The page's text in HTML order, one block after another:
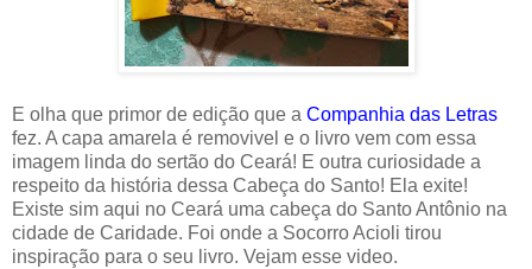
E olha que primor de edição que a Companhia das Letras
fez. A capa amarela é removivel e o livro vem com essa
imagem linda do sertão do Ceará! E outra curiosidade a
respeito da história dessa Cabeça do Santo! Ela exite!
Existe sim aqui no Ceará uma cabeça do Santo Antônio na
cidade de Caridade. Foi onde a Socorro Acioli tirou
inspiração para o seu livro. Vejam esse video.